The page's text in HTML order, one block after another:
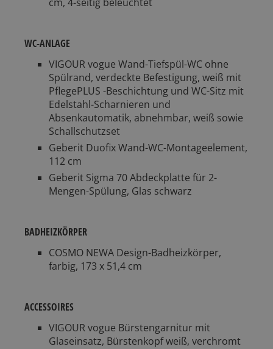
WC-ANLAGE
VIGOUR vogue Wand-Tiefspül-WC ohne
Spülrand, verdeckte Befestigung, weiß mit
PflegePLUS -Beschichtung und WC-Sitz mit
Edelstahl-Scharnieren und
Absenkautomatik, abnehmbar, weiß sowie
Schallschutzset
Geberit Duofix Wand-WC-Montageelement,
112 cm
Geberit Sigma 70 Abdeckplatte für 2-
Mengen-Spülung, Glas schwarz
BADHEIZKÖRPER
COSMO NEWA Design-Badheizkörper,
farbig, 173 x 51,4 cm
ACCESSOIRES
VIGOUR vogue Bürstengarnitur mit
Glaseinsatz, Bürstenkopf weiß, verchromt